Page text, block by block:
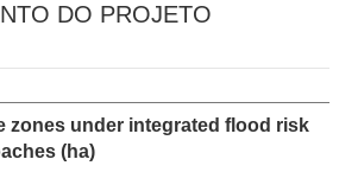
DO PROJETO
zones under integrated flood risk
(ha)